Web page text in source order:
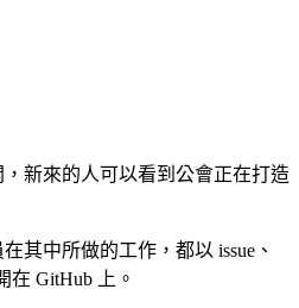
新來的人可以看到公會正在打造
其中所做的工作，都以 issue、
在 GitHub 上。